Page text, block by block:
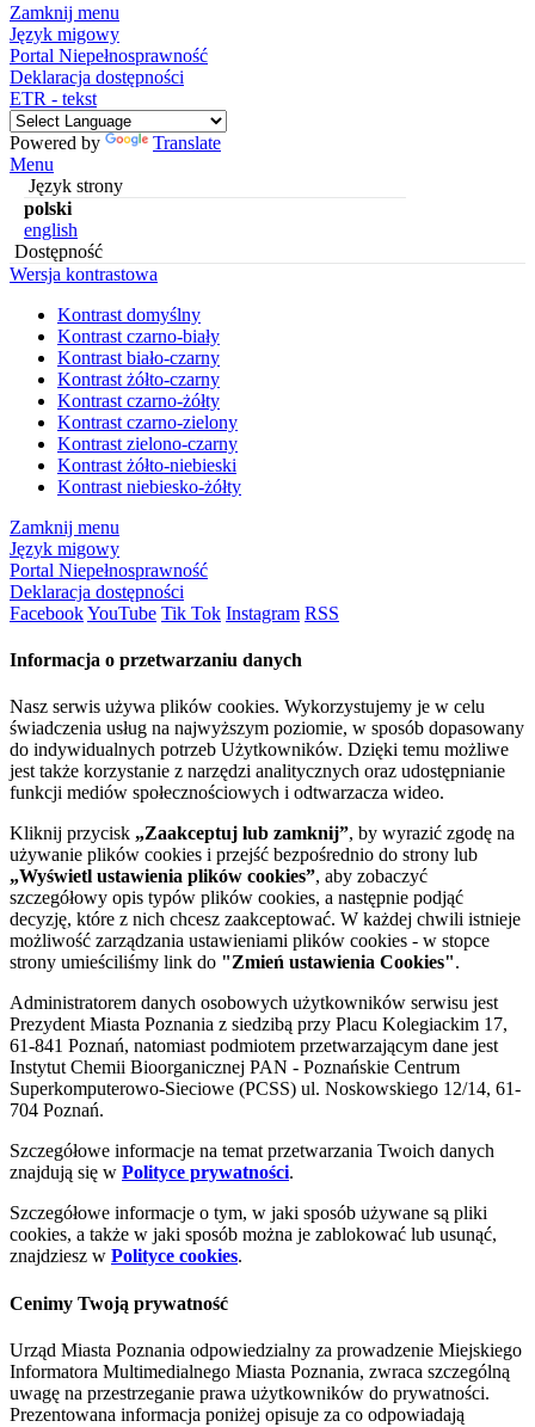
Zamknij menu
Język migowy
Portal Niepełnosprawność
Deklaracja dostępności
ETR - tekst
Powered by
Translate
Menu
Język strony
polski
english
Dostępność
Wersja kontrastowa
Kontrast domyślny
Kontrast czarno-biały
Kontrast biało-czarny
Kontrast żółto-czarny
Kontrast czarno-żółty
Kontrast czarno-zielony
Kontrast zielono-czarny
Kontrast żółto-niebieski
Kontrast niebiesko-żółty
Zamknij menu
Język migowy
Portal Niepełnosprawność
Deklaracja dostępności
FacebookYouTube Tik Tok Instagram RSS
Informacja o przetwarzaniu danych
Nasz serwis używa plików cookies. Wykorzystujemy je w celu
świadczenia usług na najwyższym poziomie, w sposób dopasowany
do indywidualnych potrzeb Użytkowników. Dzięki temu możliwe
jest także korzystanie z narzędzi analitycznych oraz udostępnianie
funkcji mediów społecznościowych i odtwarzacza wideo.
Kliknij przycisk „Zaakceptuj lub zamknij”, by wyrazić zgodę na
używanie plików cookies i przejść bezpośrednio do strony lub
„Wyświetl ustawienia plików cookies”, aby zobaczyć
szczegółowy opis typów plików cookies, a następnie podjąć
decyzję, które z nich chcesz zaakceptować. W każdej chwili istnieje
możliwość zarządzania ustawieniami plików cookies - w stopce
strony umieściliśmy link do "Zmień ustawienia Cookies".
Administratorem danych osobowych użytkowników serwisu jest
Prezydent Miasta Poznania z siedzibą przy Placu Kolegiackim 17,
61-841 Poznań, natomiast podmiotem przetwarzającym dane jest
Instytut Chemii Bioorganicznej PAN - Poznańskie Centrum
Superkomputerowo-Sieciowe (PCSS) ul. Noskowskiego 12/14, 61-
704 Poznań.
Szczegółowe informacje na temat przetwarzania Twoich danych
znajdują się w Polityce prywatności.
Szczegółowe informacje o tym, w jaki sposób używane są pliki
cookies, a także w jaki sposób można je zablokować lub usunąć,
znajdziesz w Polityce cookies.
Cenimy Twoją prywatność
Urząd Miasta Poznania odpowiedzialny za prowadzenie Miejskiego
Informatora Multimedialnego Miasta Poznania, zwraca szczególną
uwagę na przestrzeganie prawa użytkowników do prywatności.
Prezentowana informacja poniżej opisuje za co odpowiadają